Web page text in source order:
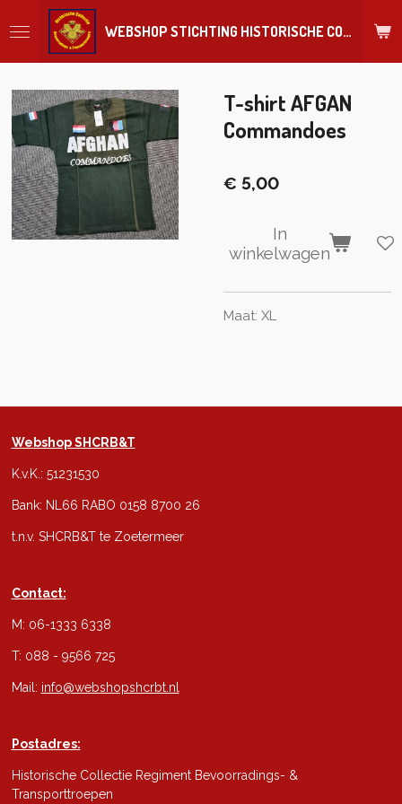
direct
hoofdinhoud
WEBSHOP STICHTING HISTORISCHE COLLECTIE REGIMENT
T-shirt AFGAN
Commandoes
€ 5,00
In
winkelwagen
Maat: XL
Webshop SHCRB&T
K.v.K.: 51231530
Bank: NL66 RABO 0158 8700 26
t.n.v. SHCRB&T te Zoetermeer
Contact:
M: 06-1333 6338
T: 088 - 9566 725
Mail: info@webshopshcrbt.nl
Postadres:
Historische Collectie Regiment Bevoorradings- &
Transporttroepen